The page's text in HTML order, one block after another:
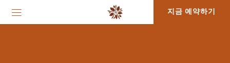
지금 예약하기